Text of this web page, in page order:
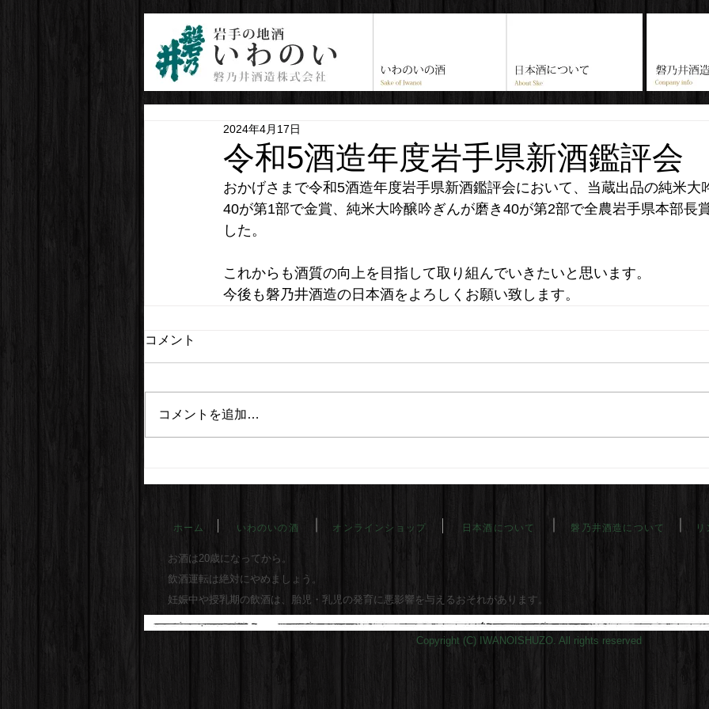
令和5酒造年度岩手県新酒鑑評会
2024年4月17日
おかげさまで令和5酒造年度岩手県新酒鑑評会において、当蔵出品の純米大
40が第1部で金賞、純米大吟醸吟ぎんが磨き40が第2部で全農岩手県本部長
した。
これからも酒質の向上を目指して取り組んでいきたいと思います。
今後も磐乃井酒造の日本酒をよろしくお願い致します。
コメント
コメントを追加…
ホーム いわのいの酒 オンラインショップ 日本酒について 磐乃井酒造について
お酒は20歳になってから。
飲酒運転は絶対にやめましょう。
妊娠中や授乳期の飲酒は、胎児・乳児の発育に悪影響を与えるおそれがあります。
Copyright (C) IWANOISHUZO. All rights reserved